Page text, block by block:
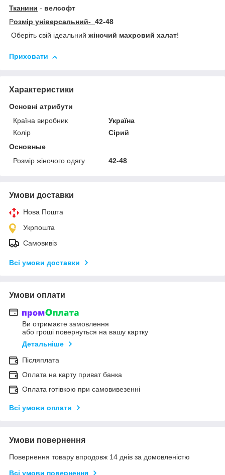
Тканини - велсофт
Розмір універсальний- 42-48
Оберіть свій ідеальний жіночий махровий халат!
Приховати
Характеристики
Основні атрибути
Країна виробник
Україна
Колір
Сірий
Основные
Розмір жіночого одягу
42-48
Умови доставки
Нова Пошта
Укрпошта
Самовивіз
Всі умови доставки
Умови оплати
Ви отримаєте замовлення
або гроші повернуться на вашу картку
Детальніше
Післяплата
Оплата на карту приват банка
Оплата готівкою при самовивезенні
Всі умови оплати
Умови повернення
Повернення товару впродовж 14 днів за домовленістю
Всі умови повернення